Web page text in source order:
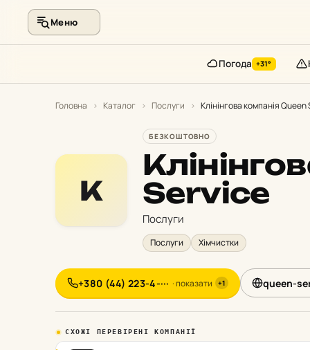
Меню
Погода +31°
Головна › Каталог › Послуги › Клінінгова компанія
К
БЕЗКОШТОВНО
Service
Послуги
Послуги Хімчистки
+380 (44) 223-4-··· · показати +1 queen-
СХОЖІ ПЕРЕВІРЕНІ КОМПАНІЇ